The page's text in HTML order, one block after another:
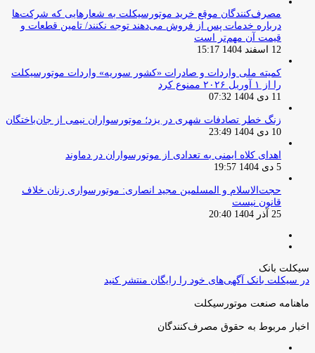
مصرف‌کنندگان موقع خرید موتورسیکلت به شعارهایی که شرکت‌ها
درباره خدمات پس از فروش می‌دهند توجه نکنند/ تامین قطعات و
قیمت آن مهم‌تر است
12 اسفند 1404 15:17
کمیته ملی واردات و صادرات «کشور سوریه» واردات موتورسیکلت
را از ۱ آوریل ۲۰۲۶ ممنوع کرد
11 دی 1404 07:32
زنگ خطر تصادفات شهری در یزد؛ موتورسواران نیمی از جان‌باختگان
10 دی 1404 23:49
اهدای کلاه ایمنی به تعدادی از موتورسواران در دماوند
5 دی 1404 19:57
حجت‌الاسلام و المسلمین مجید انصاری: موتورسواری زنان خلاف
قانون نیست
25 آذر 1404 20:40
سیکلت بانک
در سیکلت بانک آگهی‌های خود را رایگان منتشر کنید
ماهنامه صنعت موتورسیکلت
اخبار مربوط به حقوق مصرف‌کنندگان